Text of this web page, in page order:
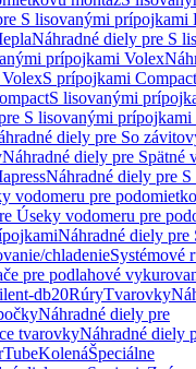
S lisovanými prípojkami
Náhradné diely pre S
prípojkami Volex
S prípojkami Compact
S lisovanými
S lisovanými prípojkami
diely pre So
Náhradné diely pre Spätné
Náhradné diely pre
vodomeru pre
Úseky vodomeru pre
Náhradné diely pre
chladenieSystémové
pre podlahové
db20RúryTvarovky
Náhradné diely pre
tvarovkyNáhradné diely
KolenáŠpeciálne